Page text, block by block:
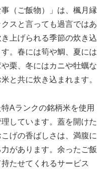
（ご飯物）」は、楓月縁
スと言っても過言ではあ
上げられる季節の炊き込
。春には筍や鯛、夏には
栗、冬にはカニや牡蠣な
と共に炊き込まれます。
Aランクの銘柄米を使用
しています。蓋を開けた
げの香ばしさは、満腹に
があります。余ったご飯
たせてくれるサービス